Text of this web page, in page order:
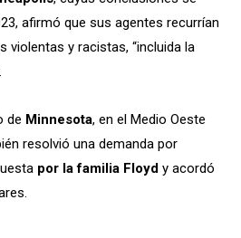
afirmó que sus agentes recurrían
violentas y racistas, “incluida la
de Minnesota, en el Medio Oeste
resolvió una demanda por
por la familia Floyd y acordó